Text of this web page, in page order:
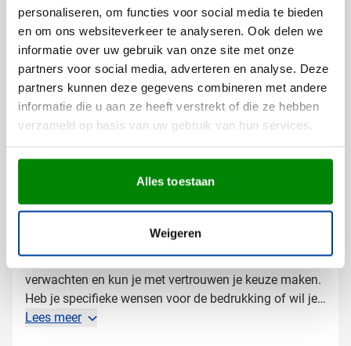
personaliseren, om functies voor social media te bieden
en om ons websiteverkeer te analyseren. Ook delen we
informatie over uw gebruik van onze site met onze
partners voor social media, adverteren en analyse. Deze
partners kunnen deze gegevens combineren met andere
informatie die u aan ze heeft verstrekt of die ze hebben
verzameld op basis van uw gebruik van hun services.
Alles toestaan
Weigeren
verschillende mogelijkheden:
Met je bedrijfslogo in één of meer kleuren
Met een tekst of slogan voor extra herkenbaarheid
De bedrukking geeft het glas een luxe uitstraling en
zorgt ervoor dat je merk goed zichtbaar is tijdens elk
gebruik. Laat dit longdrinkglas bedrukken om je logo
Gratis digitaal voorbeeld van je
bedrukte longdrinkglas
wordt weergegeven? Vraag dan een gratis digitaal
voorbeeld aan. Zo weet je precies wat je kunt
verwachten en kun je met vertrouwen je keuze maken.
Heb je specifieke wensen voor de bedrukking of wil je
advies over de meest geschikte optie voor jouw merk?
Lees meer